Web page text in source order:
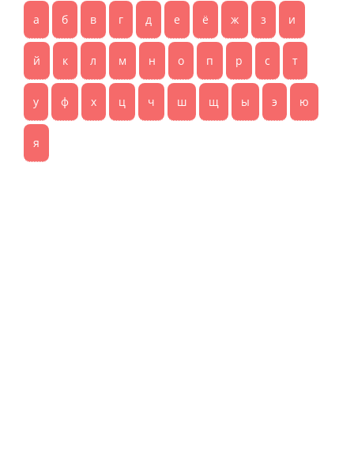
а б в г д е ё ж з и
й к л м н о п р с т
у ф х ц ч ш щ ы э ю
я